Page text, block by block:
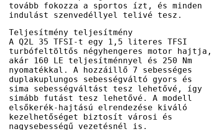
tovább fokozza a sportos ízt, és minden
indulást szenvedéllyel telivé tesz.
Teljesítmény teljesítmény
A Q2L 35 TFSI-t egy 1,5 literes TFSI
turbófeltöltős négyhengeres motor hajtja,
akár 160 LE teljesítménnyel és 250 Nm
nyomatékkal. A hozzáillő 7 sebességes
duplakuplungos sebességváltó gyors és
sima sebességváltást tesz lehetővé, így
simább futást tesz lehetővé. A modell
elsőkerék-hajtású elrendezése kiváló
kezelhetőséget biztosít városi és
nagysebességű vezetésnél is.